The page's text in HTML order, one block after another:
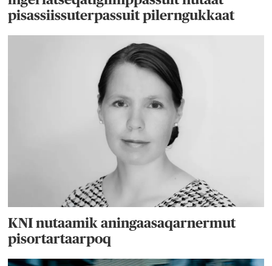
pisassiissuterpassuit pilerngukkaat
KNI nutaamik aningaasaqarnermut
pisortartaarpoq